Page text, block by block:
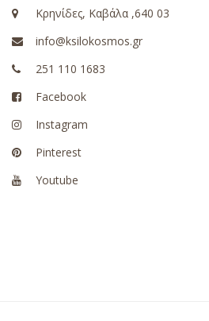
Κρηνίδες, Καβάλα ,640 03
info@ksilokosmos.gr
251 110 1683
Facebook
Instagram
Pinterest
Youtube